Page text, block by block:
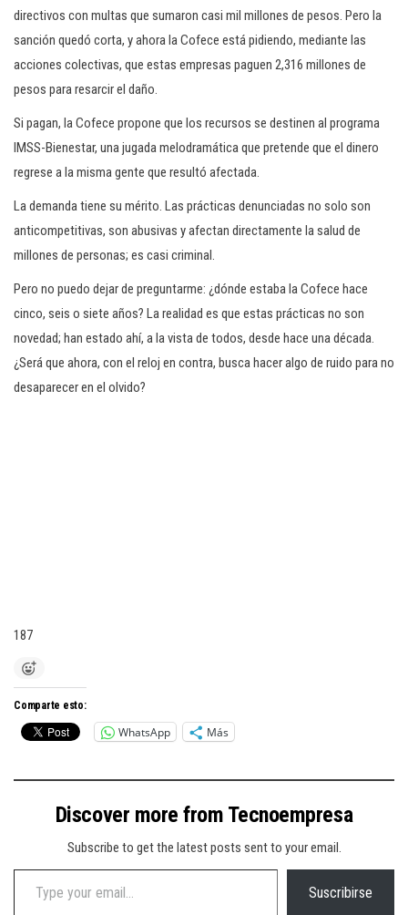
directivos con multas que sumaron casi mil millones de pesos. Pero la
sanción quedó corta, y ahora la Cofece está pidiendo, mediante las
acciones colectivas, que estas empresas paguen 2,316 millones de
pesos para resarcir el daño.
Si pagan, la Cofece propone que los recursos se destinen al programa
IMSS-Bienestar, una jugada melodramática que pretende que el dinero
regrese a la misma gente que resultó afectada.
La demanda tiene su mérito. Las prácticas denunciadas no solo son
anticompetitivas, son abusivas y afectan directamente la salud de
millones de personas; es casi criminal.
Pero no puedo dejar de preguntarme: ¿dónde estaba la Cofece hace
cinco, seis o siete años? La realidad es que estas prácticas no son
novedad; han estado ahí, a la vista de todos, desde hace una década.
¿Será que ahora, con el reloj en contra, busca hacer algo de ruido para no
desaparecer en el olvido?
187
Comparte esto:
WhatsApp Más
Discover more from Tecnoempresa
Subscribe to get the latest posts sent to your email.
Type your email…
Suscribirse